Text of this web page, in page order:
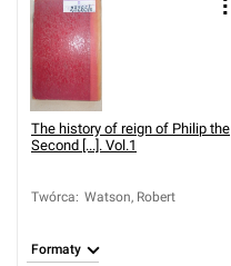
The history of reign of Philip the
Second [...]. Vol.1
Twórca: Watson, Robert
Formaty